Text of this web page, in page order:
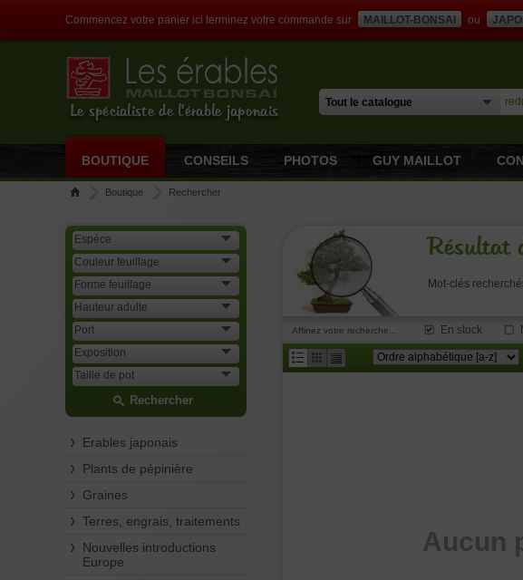
Commencez votre panier ici terminez votre commande sur MAILLOT-BONSAI ou
Le spécialiste de l'érable japonais
BOUTIQUE CONSEILS PHOTOS GUY MAILLOT
Boutique Rechercher
Rechercher
Erables japonais
Plants de pépinière
Graines
Terres, engrais, traitements
Nouvelles introductions
Europe
Résultat
Mot-clés
Affinez votre recherche... En stock
Aucun